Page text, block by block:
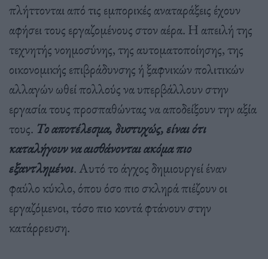
πλήττονται από τις εμπορικές αναταράξεις έχουν
αφήσει τους εργαζομένους στον αέρα. Η απειλή της
τεχνητής νοημοσύνης, της αυτοματοποίησης, της
οικονομικής επιβράδυνσης ή ξαφνικών πολιτικών
αλλαγών ωθεί πολλούς να υπερβάλλουν στην
εργασία τους προσπαθώντας να αποδείξουν την αξία
τους. Το αποτέλεσμα, δυστυχώς, είναι ότι
καταλήγουν να αισθάνονται ακόμα πιο
εξαντλημένοι. Αυτό το άγχος δημιουργεί έναν
φαύλο κύκλο, όπου όσο πιο σκληρά πιέζουν οι
εργαζόμενοι, τόσο πιο κοντά φτάνουν στην
κατάρρευση.